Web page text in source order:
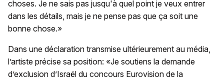
choses. Je ne sais pas jusqu'à quel point je veux entrer
dans les détails, mais je ne pense pas que ça soit une
bonne chose.»
Dans une déclaration transmise ultérieurement au média,
l’artiste précise sa position: «Je soutiens la demande
d’exclusion d’Israël du concours Eurovision de la